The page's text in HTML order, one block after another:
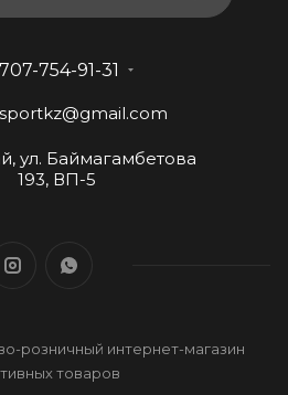
754-91-31
ул. Баймагамбетова
193, ВП-5
розничный интернет-магазин
товаров